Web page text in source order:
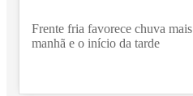
Frente fria favorece chuva
manhã e o início da tarde